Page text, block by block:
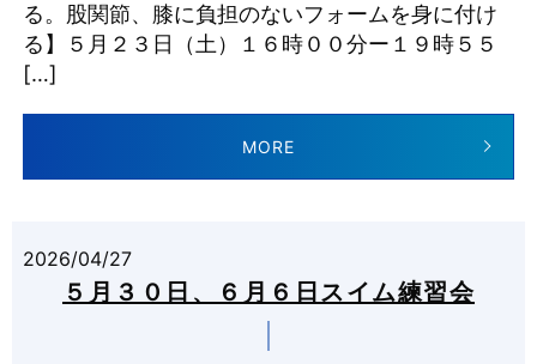
る。股関節、膝に負担のないフォームを身に付け
る】５月２３日（土）１６時００分ー１９時５５
[…]
MORE
2026/04/27
５月３０日、６月６日スイム練習会